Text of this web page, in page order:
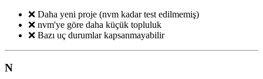
❌ Daha yeni proje (nvm kadar test edilmemiş)
❌ nvm'ye göre daha küçük topluluk
❌ Bazı uç durumlar kapsanmayabilir
N